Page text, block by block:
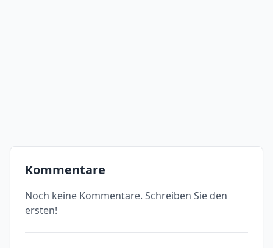
Kommentare
Noch keine Kommentare. Schreiben Sie den
ersten!